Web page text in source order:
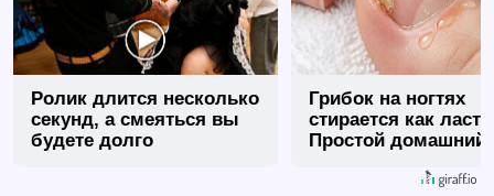
Ролик длится несколько
секунд, а смеяться вы
будете долго
Грибок на ногтях
стирается как
Простой домашний